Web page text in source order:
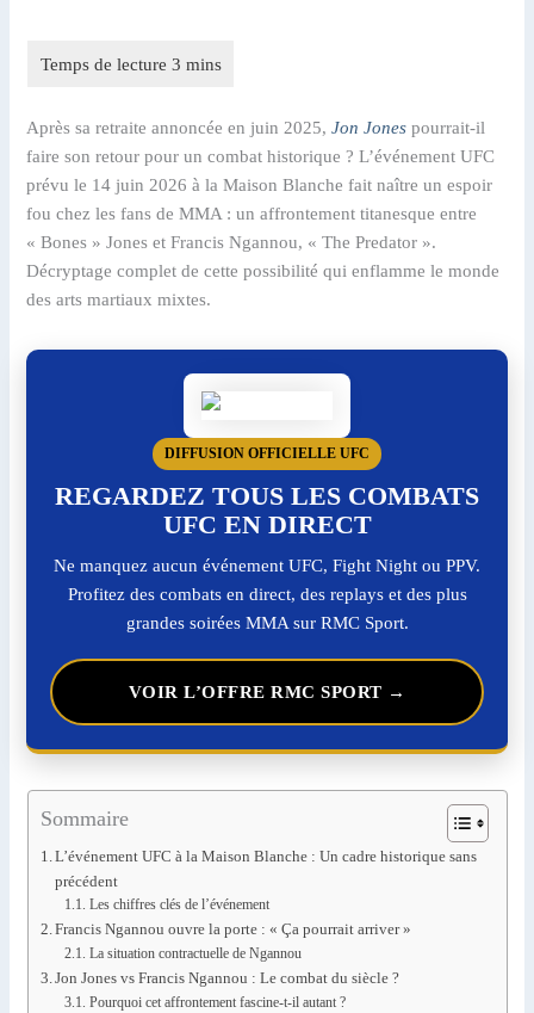
Après sa retraite annoncée en juin 2025,Jon Jones pourrait-il
faire son retour pour un combat historique ? L’événement UFC
prévu le 14 juin 2026 à la Maison Blanche fait naître un espoir
fou chez les fans de MMA : un affrontement titanesque entre
« Bones » Jones et Francis Ngannou, « The Predator ».
Décryptage complet de cette possibilité qui enflamme le monde
des arts martiaux mixtes.
DIFFUSION OFFICIELLE UFC
REGARDEZ TOUS LES COMBATS
UFC EN DIRECT
Ne manquez aucun événement UFC, Fight Night ou PPV.
Profitez des combats en direct, des replays et des plus
grandes soirées MMA sur RMC Sport.
VOIR L’OFFRE RMC SPORT →
Sommaire
L’événement UFC à la Maison Blanche : Un cadre historique sans
précédent
Les chiffres clés de l’événement
Francis Ngannou ouvre la porte : « Ça pourrait arriver »
La situation contractuelle de Ngannou
Jon Jones vs Francis Ngannou : Le combat du siècle ?
Pourquoi cet affrontement fascine-t-il autant ?